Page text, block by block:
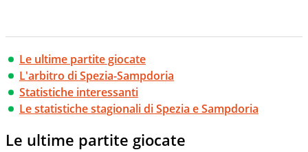
Le ultime partite giocate
L'arbitro di Spezia-Sampdoria
Statistiche interessanti
Le statistiche stagionali di Spezia e Sampdoria
Le ultime partite giocate